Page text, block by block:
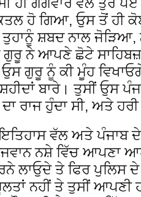
ਹੋ ਗਿਆ, ਓੁਸ ਤੋਂ ਹੀ
ਤੁਹਾਨੂੰ ਸ਼ਬਦ ਨਾਲ
ਗੁਰੂ ਨੇ ਆਪਣੇ ਛੋਟੇ
ਓੁਸ ਗੁਰੂ ਨੂੰ ਕੀ ਮੂੰਹ
ਬਾਰੇ। ਤੁਸੀਂ ਓੁਸ
ਦਾ ਰਾਜ ਹੁੰਦਾ ਸੀ, ਅਤੇ
ਵੱਲ ਅਤੇ ਪੰਜਾਬ
ਨਸ਼ੇ ਵਿੱਚ ਆਪਣਾ
ਲਾਓੁਦੇ ਤੇ ਫਿਰ ਪੁਲਿਸ
ਨਹੀਂ ਤੇ ਤੁਸੀਂ ਆਪਣੀ